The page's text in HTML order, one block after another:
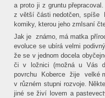
a proto ji z gruntu
z větší části nedotčen, spíše
komiky, kterou jeho zmlsaní
Jak je známo, má matka
evoluce se ubírá velmi
že se v jednom docela
či v ložnici (možná u Vás
povrchu
Koberce žije velké
v různém stupni rozvoje.
jiné se živí lovem a